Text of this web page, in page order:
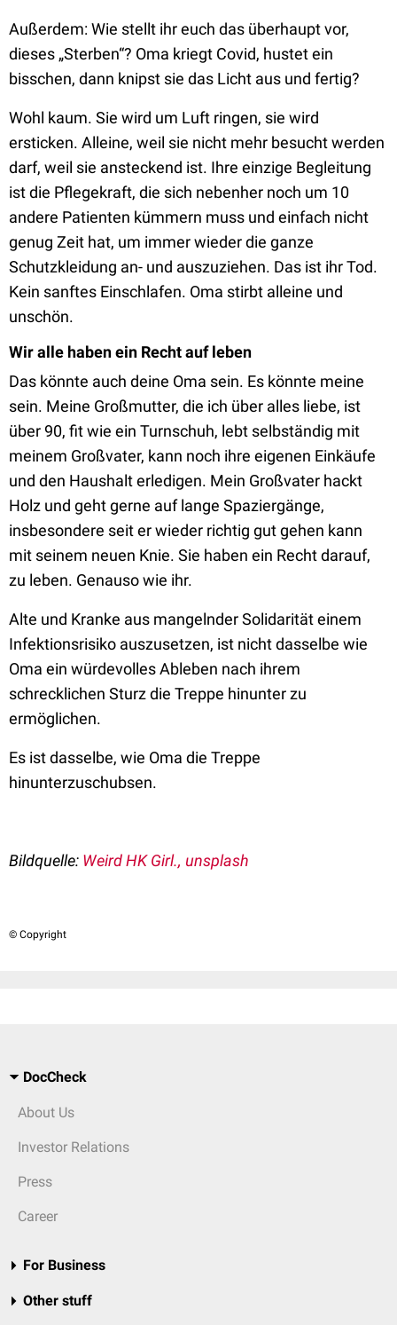
Außerdem: Wie stellt ihr euch das überhaupt vor,
dieses „Sterben“? Oma kriegt Covid, hustet ein
bisschen, dann knipst sie das Licht aus und fertig?
Wohl kaum. Sie wird um Luft ringen, sie wird
ersticken. Alleine, weil sie nicht mehr besucht werden
darf, weil sie ansteckend ist. Ihre einzige Begleitung
ist die Pflegekraft, die sich nebenher noch um 10
andere Patienten kümmern muss und einfach nicht
genug Zeit hat, um immer wieder die ganze
Schutzkleidung an- und auszuziehen. Das ist ihr Tod.
Kein sanftes Einschlafen. Oma stirbt alleine und
unschön.
Wir alle haben ein Recht auf leben
Das könnte auch deine Oma sein. Es könnte meine
sein. Meine Großmutter, die ich über alles liebe, ist
über 90, fit wie ein Turnschuh, lebt selbständig mit
meinem Großvater, kann noch ihre eigenen Einkäufe
und den Haushalt erledigen. Mein Großvater hackt
Holz und geht gerne auf lange Spaziergänge,
insbesondere seit er wieder richtig gut gehen kann
mit seinem neuen Knie. Sie haben ein Recht darauf,
zu leben. Genauso wie ihr.
Alte und Kranke aus mangelnder Solidarität einem
Infektionsrisiko auszusetzen, ist nicht dasselbe wie
Oma ein würdevolles Ableben nach ihrem
schrecklichen Sturz die Treppe hinunter zu
ermöglichen.
Es ist dasselbe, wie Oma die Treppe
hinunterzuschubsen.
Bildquelle: Weird HK Girl., unsplash
© Copyright
DocCheck
About Us
Investor Relations
Press
Career
For Business
Other stuff